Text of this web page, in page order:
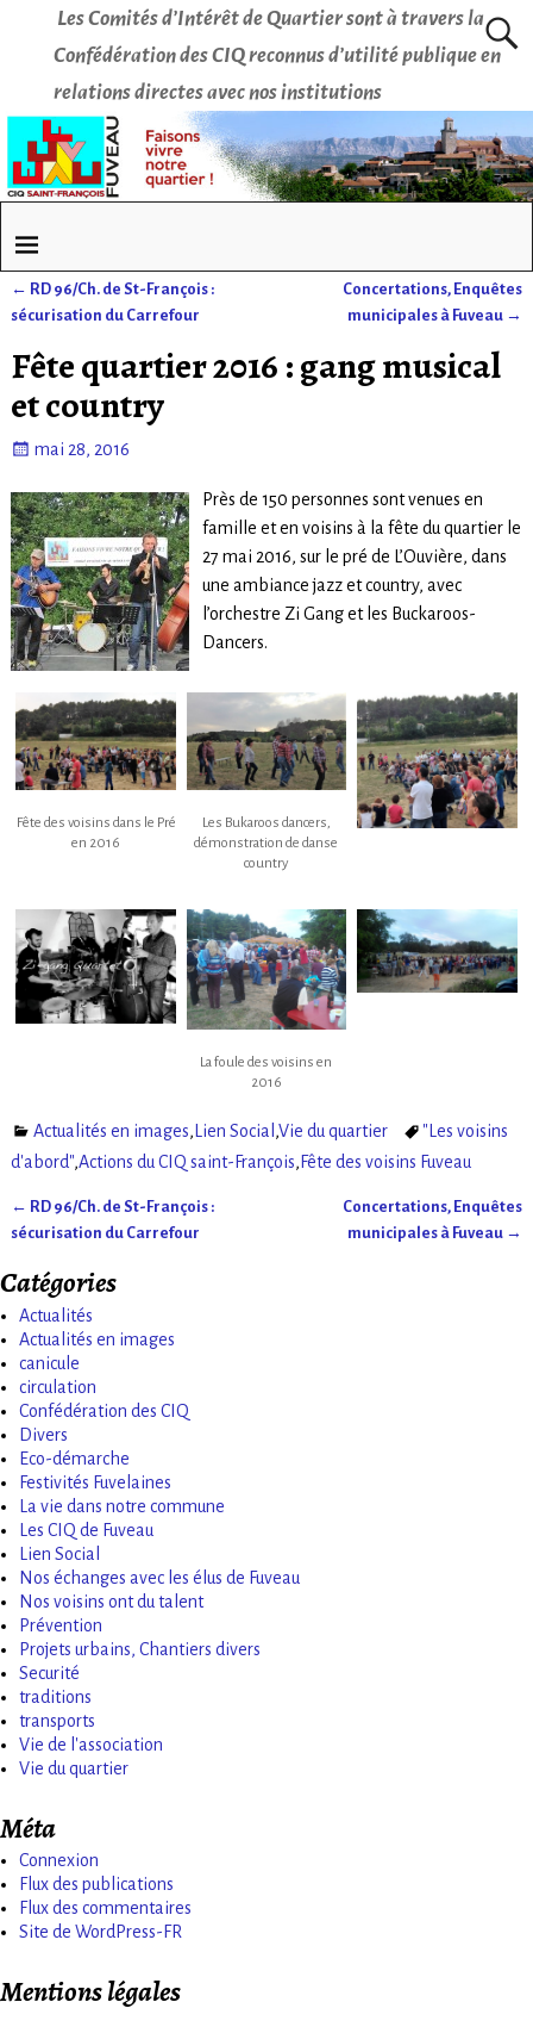
Les Comités d’Intérêt de Quartier sont à travers la
Confédération des CIQ reconnus d’utilité publique en
relations directes avec nos institutions
Navigation des articles
← RD 96/Ch. de St-François :
sécurisation du Carrefour
Concertations, Enquêtes
municipales à Fuveau →
Fête quartier 2016 : gang musical
et country
mai 28, 2016
Près de 150 personnes sont venues en
famille et en voisins à la fête du quartier le
27 mai 2016, sur le pré de L’Ouvière, dans
une ambiance jazz et country, avec
l’orchestre Zi Gang et les Buckaroos-
Dancers.
Fête des voisins dans le Pré
en 2016
Les Bukaroos dancers,
démonstration de danse
country
La foule des voisins en
2016
Actualités en images, Lien Social ,Vie du quartier
"Les voisins
d'abord",Actions du CIQ saint-François, Fête des voisins Fuveau
Navigation des articles
← RD 96/Ch. de St-François :
sécurisation du Carrefour
Concertations, Enquêtes
municipales à Fuveau →
Catégories
Actualités
Actualités en images
canicule
circulation
Confédération des CIQ
Divers
Eco-démarche
Festivités Fuvelaines
La vie dans notre commune
Les CIQ de Fuveau
Lien Social
Nos échanges avec les élus de Fuveau
Nos voisins ont du talent
Prévention
Projets urbains, Chantiers divers
Securité
traditions
transports
Vie de l'association
Vie du quartier
Méta
Connexion
Flux des publications
Flux des commentaires
Site de WordPress-FR
Mentions légales